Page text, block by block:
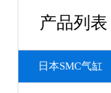
产品列表
日本SMC气缸